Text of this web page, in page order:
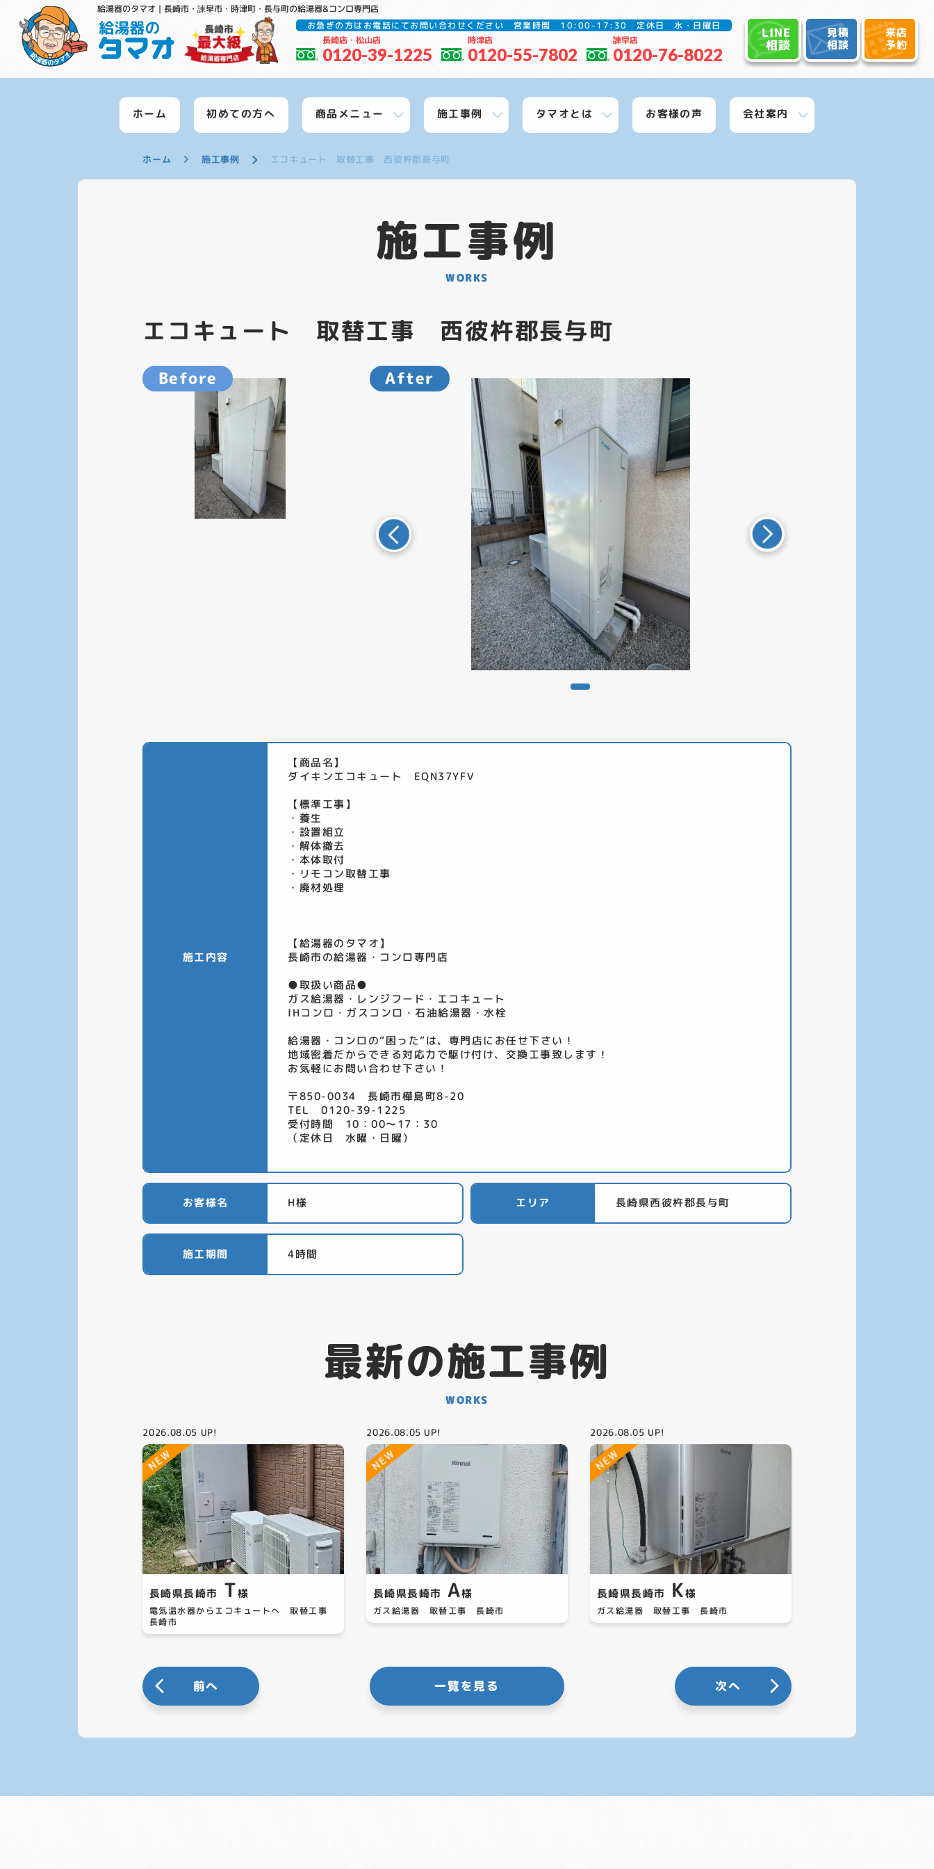
給湯器のタマオ｜長崎市・諫早市・時津町・長与町の給湯器&コンロ専門店
お急ぎの方はお電話にてお問い合わせください 営業時間 10:00-17:30 定休日 水・日曜日
長崎店・松山店
0120-39-1225
時津店
0120-55-7802
諫早店
0120-76-8022
LINE
相談
見積
相談
来店
予約
ホーム 初めての方へ 商品メニュー 施工事例 タマオとは お客様の声 会社案内
ホーム 施工事例 エコキュート 取替工事 西彼杵郡長与町
施工事例
WORKS
エコキュート 取替工事 西彼杵郡長与町
After
Before
施工内容
【商品名】
ダイキンエコキュート EQN37YFV
【標準工事】
・養生
・設置組立
・解体撤去
・本体取付
・リモコン取替工事
・廃材処理
【給湯器のタマオ】
長崎市の給湯器・コンロ専門店
●取扱い商品●
ガス給湯器・レンジフード・エコキュート
IHコンロ・ガスコンロ・石油給湯器・水栓
給湯器・コンロの”困った”は、専門店にお任せ下さい！
地域密着だからできる対応力で駆け付け、交換工事致します！
お気軽にお問い合わせ下さい！
〒850-0034 長崎市樺島町8-20
TEL 0120-39-1225
受付時間 10：00～17：30
（定休日 水曜・日曜）
お客様名 H様 エリア 長崎県西彼杵郡長与町
施工期間 4時間
最新の施工事例
WORKS
2026.08.05 UP!
長崎県長崎市 T様
電気温水器からエコキュートへ 取替工事
長崎市
2026.08.05 UP!
長崎県長崎市 A様
ガス給湯器 取替工事 長崎市
2026.08.05 UP!
長崎県長崎市 K様
ガス給湯器 取替工事 長崎市
前へ 一覧を見る 次へ